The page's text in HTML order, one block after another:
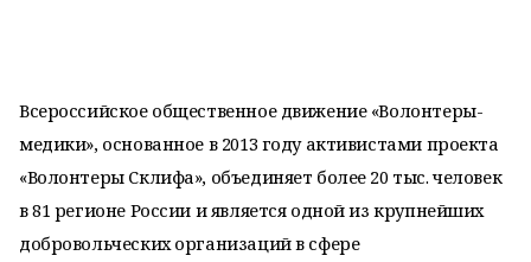
Всероссийское общественное движение «Волонтеры-
медики», основанное в 2013 году активистами проекта
«Волонтеры Склифа», объединяет более 20 тыс. человек
в 81 регионе России и является одной из крупнейших
добровольческих организаций в сфере